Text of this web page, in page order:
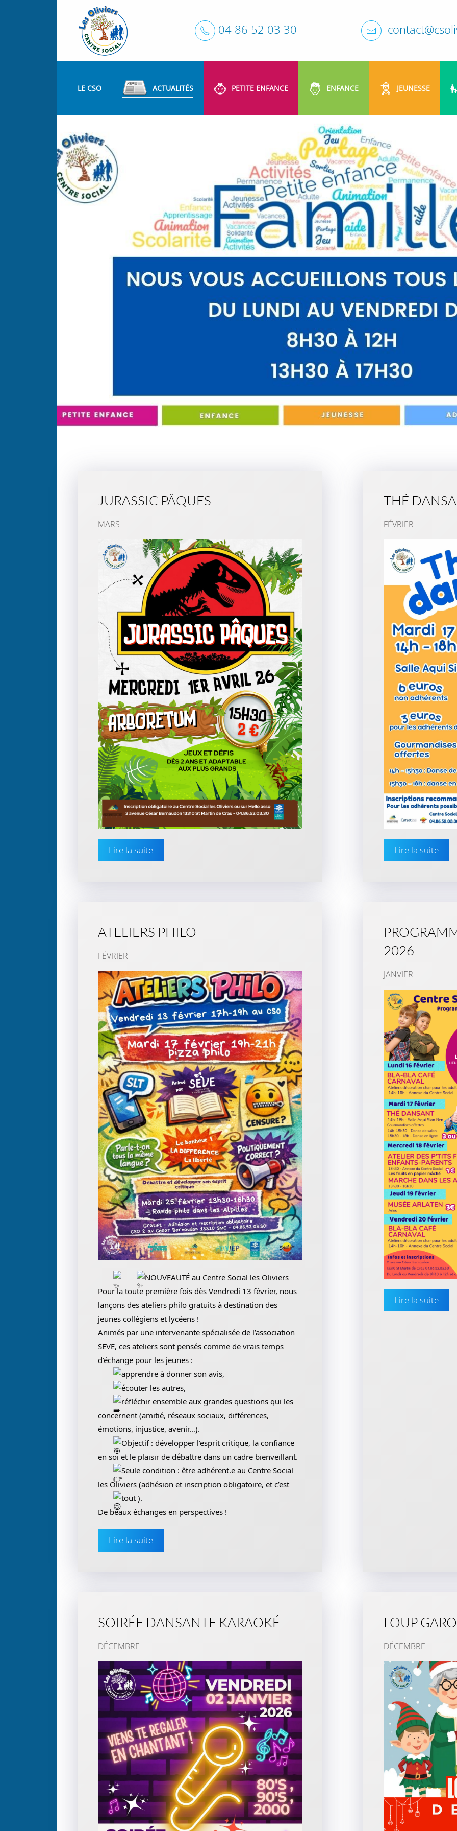
04 86 52 03 30
LE CSO ACTUALITÉS PETITE ENFANCE ENFANCE JEUNESSE
JURASSIC PÂQUES
MARS
Lire la suite
THÉ
FÉVRIER
Lire la suite
ATELIERS PHILO
FÉVRIER
NOUVEAUTÉ au Centre Social les Oliviers
Pour la toute première fois dès Vendredi 13 février, nous
lançons des ateliers philo gratuits à destination des
jeunes collégiens et lycéens !
Animés par une intervenante spécialisée de l’association
SEVE, ces ateliers sont pensés comme de vrais temps
d’échange pour les jeunes :
apprendre à donner son avis,
écouter les autres,
réfléchir ensemble aux grandes questions qui les
concernent (amitié, réseaux sociaux, différences,
émotions, injustice, avenir…).
Objectif : développer l’esprit critique, la confiance
en soi et le plaisir de débattre dans un cadre bienveillant.
Seule condition : être adhérent.e au Centre Social
les Oliviers (adhésion et inscription obligatoire, et c’est
tout ).
De beaux échanges en perspectives !
Lire la suite
2026
JANVIER
Lire la suite
SOIRÉE DANSANTE KARAOKÉ
DÉCEMBRE
LOUP
DÉCEMBRE